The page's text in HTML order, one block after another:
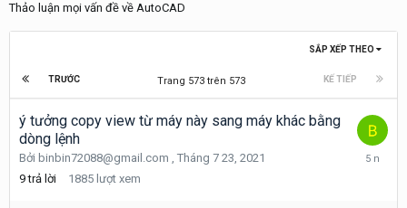
Thảo luận mọi vấn đề về AutoCAD
SẮP XẾP THEO
TRƯỚC KẾ TIẾP
Trang 573 trên 573
ý tưởng copy view từ máy này sang máy khác bằng
dòng lệnh
Bởi binbin72088@gmail.com , Tháng 7 23, 2021
9 trả lời 1885 lượt xem
Tháng